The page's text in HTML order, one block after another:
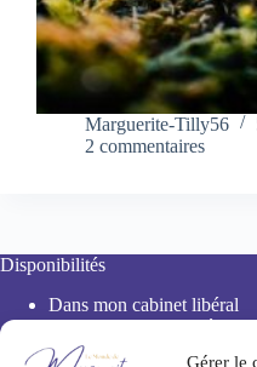
Gérer le
Marguerite-Tilly56
2 commentaires
Disponibilités
Dans mon cabinet libéral
De chez vous en vidéo
Par téléphone